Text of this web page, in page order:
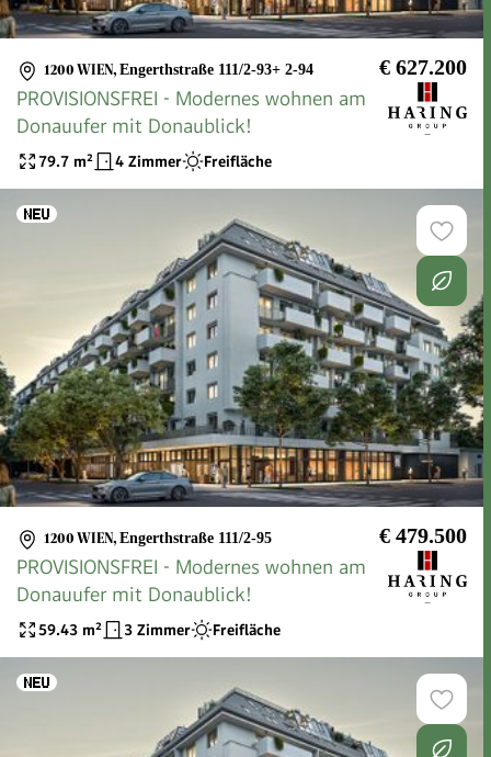
1200 WIEN, Engerthstraße 111/2-93+ 2-94 € 627.200
PROVISIONSFREI - Modernes wohnen am
Donauufer mit Donaublick!
79.7 m² 4 Zimmer Freifläche
1200 WIEN, Engerthstraße 111/2-95 € 479.500
PROVISIONSFREI - Modernes wohnen am
Donauufer mit Donaublick!
59.43 m² 3 Zimmer Freifläche